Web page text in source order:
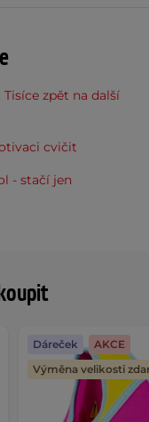
Dáreček
AKCE
Výměna velikosti
zpět na další
cvičit
- stačí jen